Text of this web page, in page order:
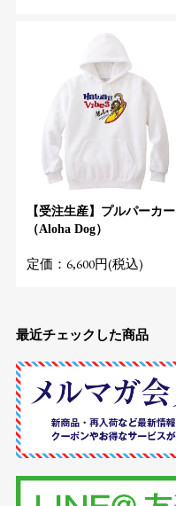
【受注生産】プルパーカー
（Aloha Dog）
定価：6,600円(税込)
最近チェックした商品